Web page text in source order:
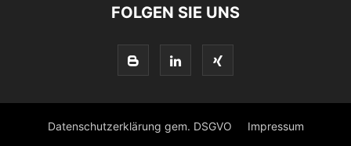
FOLGEN SIE UNS
Datenschutzerklärung gem. DSGVO Impressum